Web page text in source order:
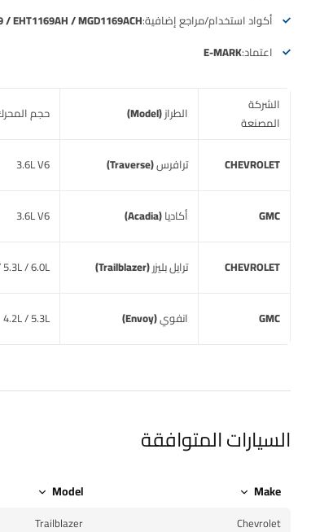
أكواد استخدام/مراجع إضافية:EHT1169AH / MGD1169ACH
اعتماد:E-MARK
الشركة
المصنعة
الطراز (Model) حجم
CHEVROLET ترافرس (Traverse) 3.6L V6
GMC أكاديا (Acadia) 3.6L V6
CHEVROLET ترايل بليزر (Trailblazer) / 6.0L
GMC انفوي (Envoy) 4.2L / 5.3L
السيارات المتوافقة
Make
Model
Chevrolet
Trailblazer